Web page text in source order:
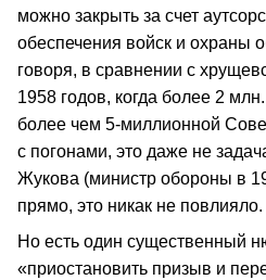
можно закрыть за счет
обеспечения войск и охраны
говоря, в сравнении с
1958 годов, когда более 2
более чем 5-миллионной
с погонами, это даже не
Жукова (министр обороны в
прямо, это никак не повлияло.
Но есть один существенный
«приостановить призыв и